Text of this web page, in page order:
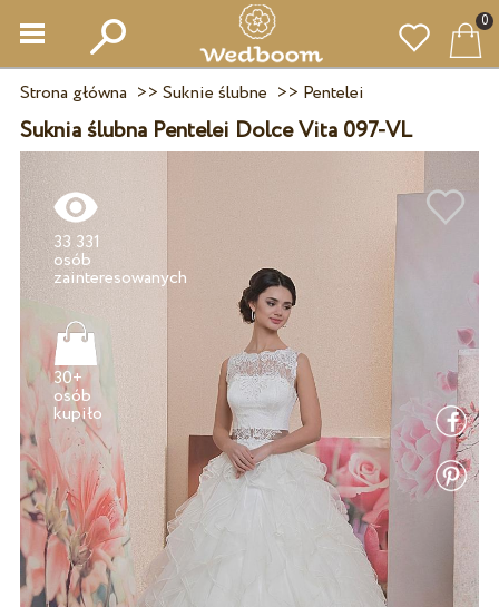
0
Strona główna >> Suknie ślubne >> Pentelei
Suknia ślubna Pentelei Dolce Vita 097-VL
33 331
osób
30+
osób